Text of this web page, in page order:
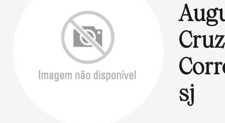
Cruz
sj